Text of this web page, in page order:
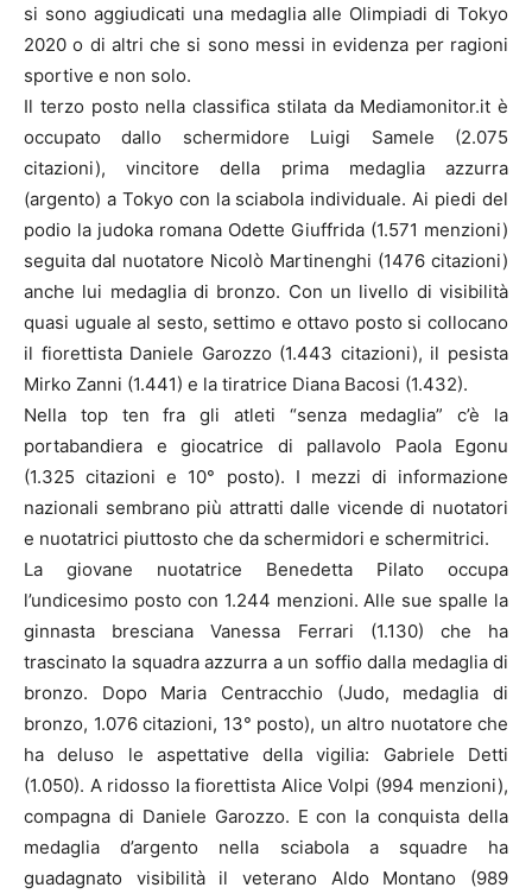
si sono aggiudicati una medaglia alle Olimpiadi di Tokyo
2020 o di altri che si sono messi in evidenza per ragioni
sportive e non solo.
Il terzo posto nella classifica stilata da Mediamonitor.it è
occupato dallo schermidore Luigi Samele (2.075
citazioni), vincitore della prima medaglia azzurra
(argento) a Tokyo con la sciabola individuale. Ai piedi del
podio la judoka romana Odette Giuffrida (1.571 menzioni)
seguita dal nuotatore Nicolò Martinenghi (1476 citazioni)
anche lui medaglia di bronzo. Con un livello di visibilità
quasi uguale al sesto, settimo e ottavo posto si collocano
il fiorettista Daniele Garozzo (1.443 citazioni), il pesista
Mirko Zanni (1.441) e la tiratrice Diana Bacosi (1.432).
Nella top ten fra gli atleti “senza medaglia” c’è la
portabandiera e giocatrice di pallavolo Paola Egonu
(1.325 citazioni e 10° posto). I mezzi di informazione
nazionali sembrano più attratti dalle vicende di nuotatori
e nuotatrici piuttosto che da schermidori e schermitrici.
La giovane nuotatrice Benedetta Pilato occupa
l’undicesimo posto con 1.244 menzioni. Alle sue spalle la
ginnasta bresciana Vanessa Ferrari (1.130) che ha
trascinato la squadra azzurra a un soffio dalla medaglia di
bronzo. Dopo Maria Centracchio (Judo, medaglia di
bronzo, 1.076 citazioni, 13° posto), un altro nuotatore che
ha deluso le aspettative della vigilia: Gabriele Detti
(1.050). A ridosso la fiorettista Alice Volpi (994 menzioni),
compagna di Daniele Garozzo. E con la conquista della
medaglia d’argento nella sciabola a squadre ha
guadagnato visibilità il veterano Aldo Montano (989